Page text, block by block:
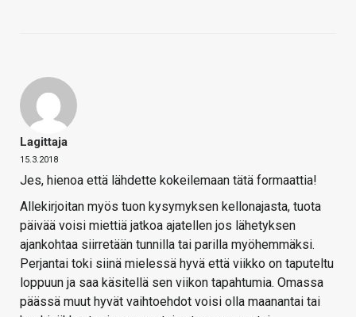
Lagittaja
15.3.2018
Jes, hienoa että lähdette kokeilemaan tätä formaattia!
Allekirjoitan myös tuon kysymyksen kellonajasta, tuota
päivää voisi miettiä jatkoa ajatellen jos lähetyksen
ajankohtaa siirretään tunnilla tai parilla myöhemmäksi.
Perjantai toki siinä mielessä hyvä että viikko on taputeltu
loppuun ja saa käsitellä sen viikon tapahtumia. Omassa
päässä muut hyvät vaihtoehdot voisi olla maanantai tai